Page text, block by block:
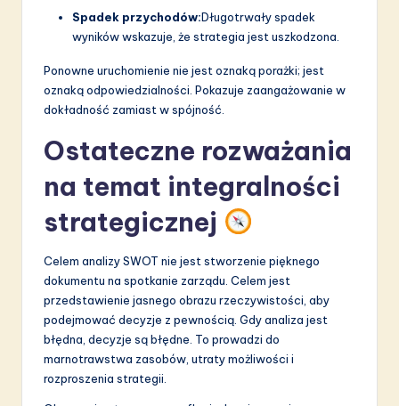
Spadek przychodów:Długotrwały spadek
wyników wskazuje, że strategia jest uszkodzona.
Ponowne uruchomienie nie jest oznaką porażki; jest
oznaką odpowiedzialności. Pokazuje zaangażowanie w
dokładność zamiast w spójność.
Ostateczne rozważania
na temat integralności
strategicznej
Celem analizy SWOT nie jest stworzenie pięknego
dokumentu na spotkanie zarządu. Celem jest
przedstawienie jasnego obrazu rzeczywistości, aby
podejmować decyzje z pewnością. Gdy analiza jest
błędna, decyzje są błędne. To prowadzi do
marnotrawstwa zasobów, utraty możliwości i
rozproszenia strategii.